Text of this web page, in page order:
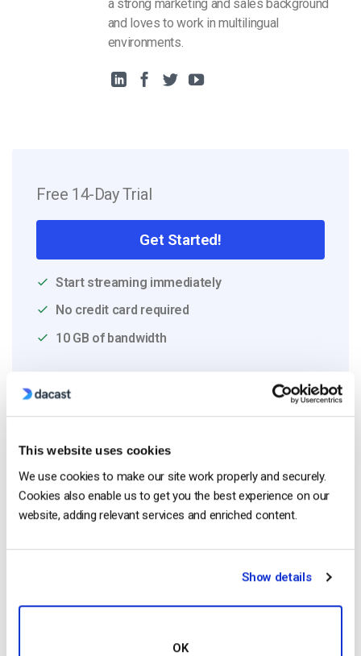
This website uses cookies
We use cookies to make our site work properly and securely.
Cookies also enable us to get you the best experience on our
website, adding relevant services and enriched content.
Show details
OK
a strong marketing and sales background
and loves to work in multilingual
environments.
Free 14-Day Trial
Get Started!
Start streaming immediately
No credit card required
10 GB of bandwidth
Read Next
Como transmitir em direto a partir de um
iPhone da Apple em 6 passos simples
by Emily Krings
August 5, 2026
Streaming Media